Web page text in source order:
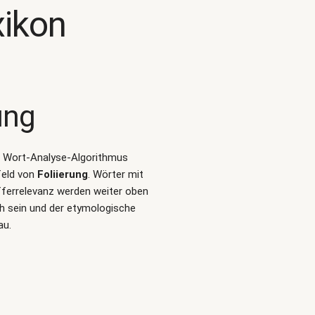
Analyse-Algorithmus
von Foliierung. Wörter mit
werden weiter oben
sein und der etymologische